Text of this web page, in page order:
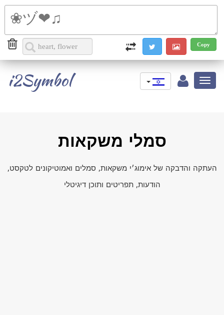
Toggle
navigation
i2Symbol
סמלי משקאות
העתקה והדבקה של אימוג׳י משקאות, סמלים ואמוטיקונים לטקסט,
הודעות, תפריטים ותוכן דיגיטלי